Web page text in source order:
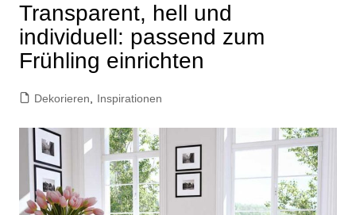
Transparent, hell und
individuell: passend zum
Frühling einrichten
Dekorieren Inspirationen